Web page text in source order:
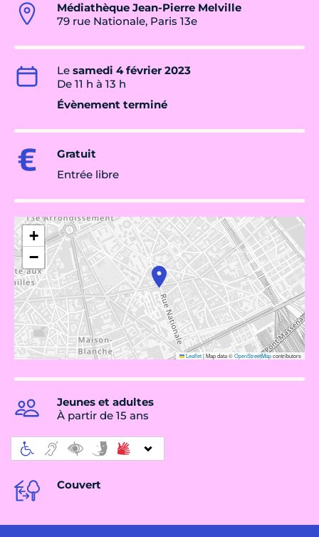
Médiathèque Jean-Pierre Melville
79 rue Nationale, Paris 13e
Le samedi 4 février 2023
De 11 h à 13 h
Évènement terminé
Gratuit
Entrée libre
+
−
Leaflet|Map data ©OpenStreetMapcontributors
Jeunes et adultes
À partir de 15 ans
Couvert